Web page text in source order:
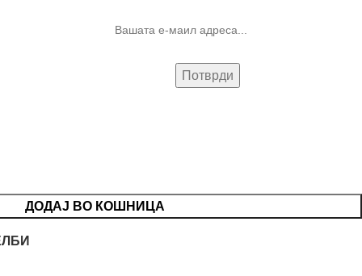
ДОДАЈ ВО КОШНИЦА